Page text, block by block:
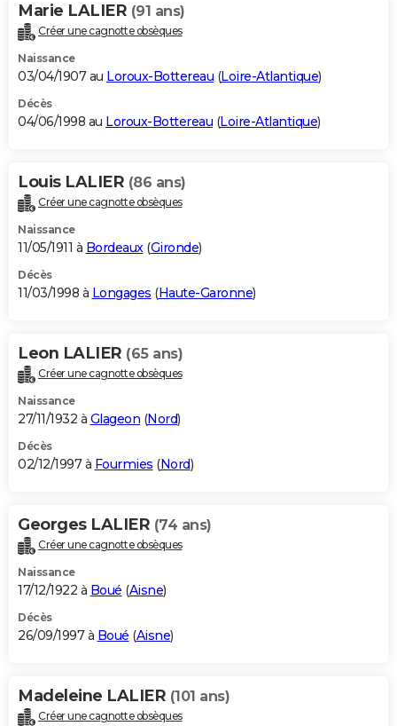
Marie LALIER (91 ans)
Créer une cagnotte obsèques
Naissance
03/04/1907 au Loroux-Bottereau (Loire-Atlantique)
Décès
04/06/1998 au Loroux-Bottereau (Loire-Atlantique)
Louis LALIER (86 ans)
Créer une cagnotte obsèques
Naissance
11/05/1911 à Bordeaux(Gironde)
Décès
11/03/1998 à Longages (Haute-Garonne)
Leon LALIER (65 ans)
Créer une cagnotte obsèques
Naissance
27/11/1932 à Glageon (Nord)
Décès
02/12/1997 à Fourmies (Nord)
Georges LALIER (74 ans)
Créer une cagnotte obsèques
Naissance
17/12/1922 à Boué (Aisne)
Décès
26/09/1997 à Boué (Aisne)
Madeleine LALIER (101 ans)
Créer une cagnotte obsèques